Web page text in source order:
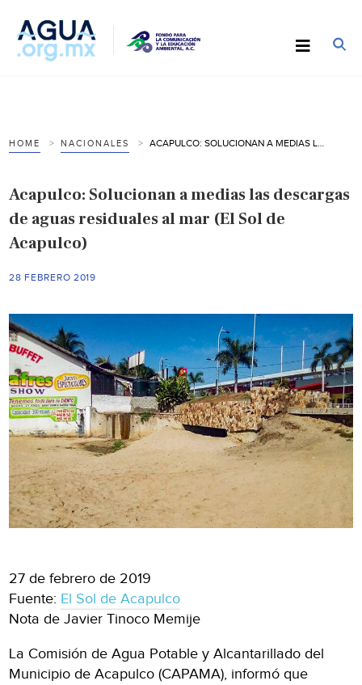
HOME NACIONALES
Acapulco: Solucionan a medias las descargas
de aguas residuales al mar (El Sol de
Acapulco)
28 FEBRERO 2019
27 de febrero de 2019
Fuente: El Sol de Acapulco
Nota de Javier Tinoco Memije
La Comisión de Agua Potable y Alcantarillado del
Municipio de Acapulco (CAPAMA), informó que